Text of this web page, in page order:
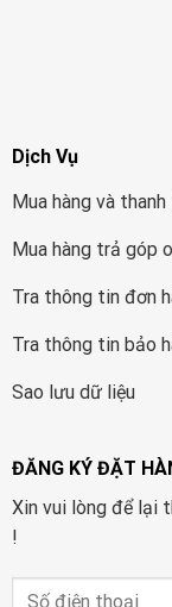
Dịch Vụ
Mua hàng và
Mua hàng trả góp
Tra thông tin đơn
Tra thông tin bảo
Sao lưu dữ liệu
ĐĂNG KÝ ĐẶT
Xin vui lòng để lại
!